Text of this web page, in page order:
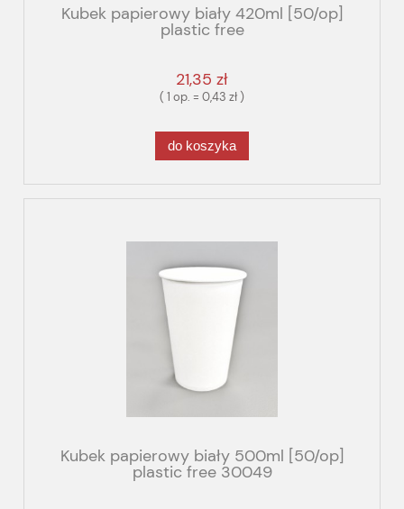
Kubek papierowy biały 420ml [50/op]
plastic free
21,35 zł
( 1 op. = 0,43 zł )
do koszyka
Kubek papierowy biały 500ml [50/op]
plastic free 30049